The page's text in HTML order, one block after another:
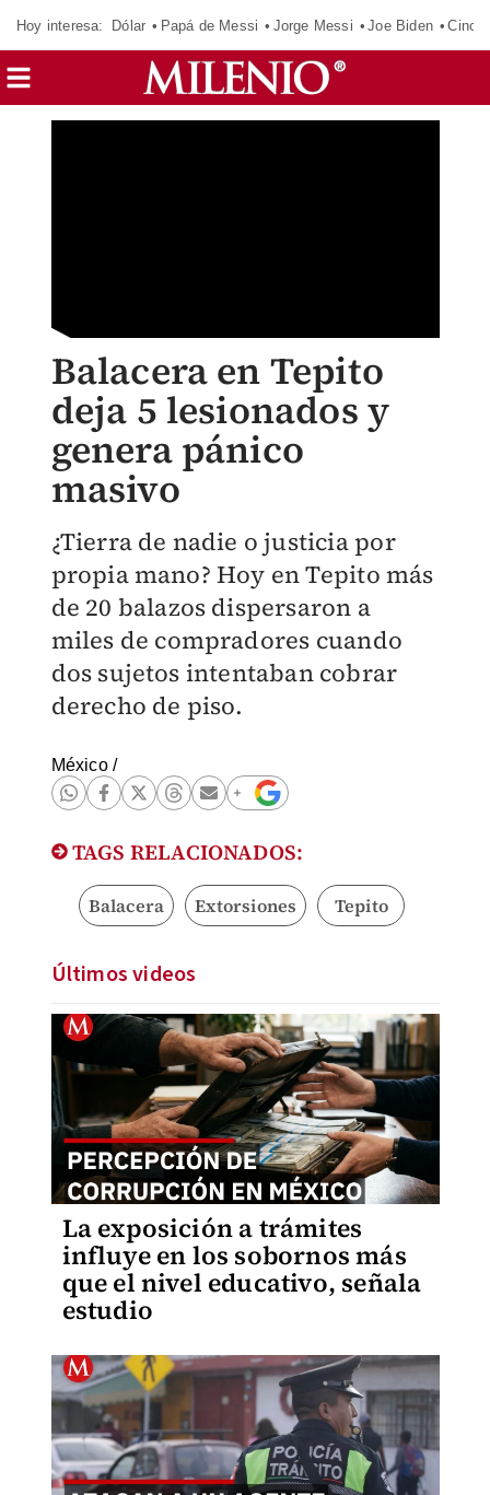
Hoy interesa: Dólar Papá de Messi Jorge Messi Joe Biden
Balacera en Tepito
deja 5 lesionados y
genera pánico
masivo
¿Tierra de nadie o justicia por
propia mano? Hoy en Tepito más
de 20 balazos dispersaron a
miles de compradores cuando
dos sujetos intentaban cobrar
derecho de piso.
México/
TAGS RELACIONADOS:
Balacera Extorsiones Tepito
Últimos videos
La exposición a trámites
influye en los sobornos más
que el nivel educativo, señala
estudio